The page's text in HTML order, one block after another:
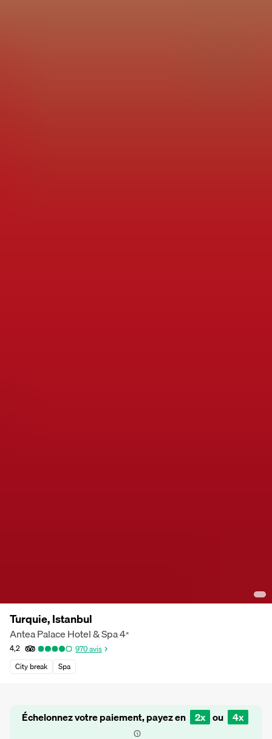
Turquie, Istanbul
Antea Palace Hotel & Spa4*
4,2 970avis
City break
Spa
Échelonnez votre paiement, payez en 2x ou 4x